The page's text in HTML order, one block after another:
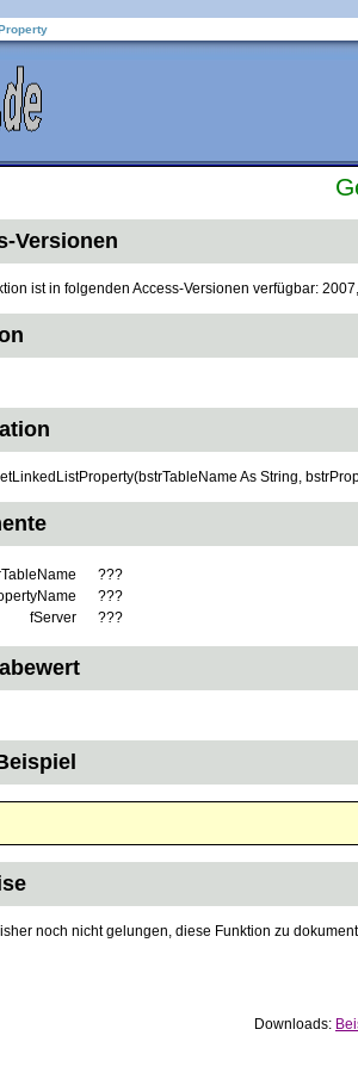
Versionen
ist in folgenden Access-Versionen verfügbar:
As String,
???
???
fServer
???
noch nicht gelungen, diese Funktion zu
Downloads: